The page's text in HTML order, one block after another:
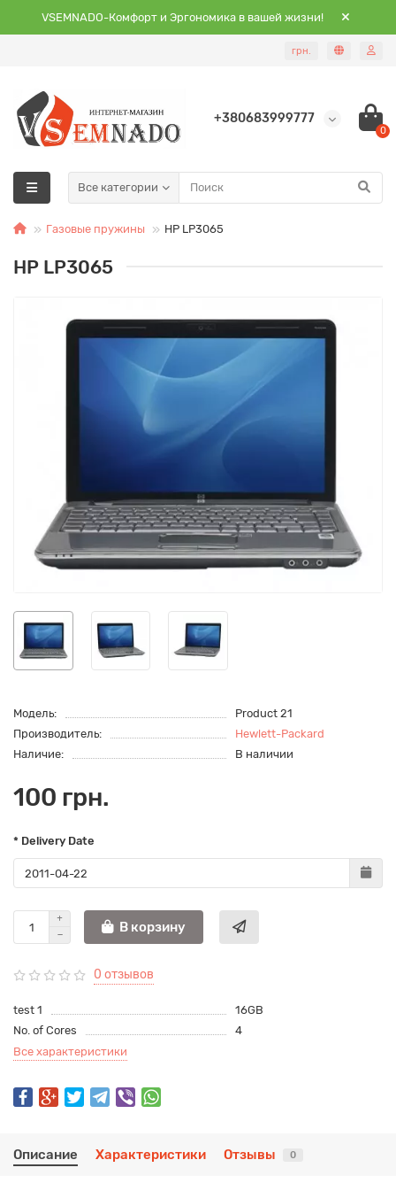
VSEMNADO-Комфорт и Эргономика в вашей жизни!
грн.
+380683999777
0
Все категории
Газовые пружины HP LP3065
HP LP3065
Модель:
Product 21
Производитель:
Hewlett-Packard
Наличие:
В наличии
100 грн.
* Delivery Date
В корзину
0 отзывов
test 1
16GB
No. of Cores
4
Все характеристики
Описание Характеристики Отзывы 0